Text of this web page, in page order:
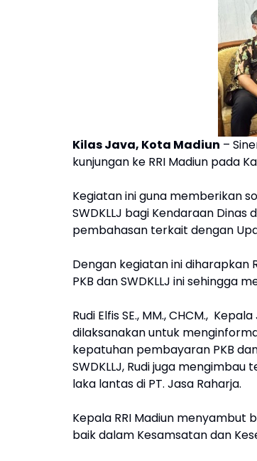
Kilas Java, Kota Madiun –
kunjungan ke RRI Madiun pada
Kegiatan ini guna memberikan
SWDKLLJ bagi Kendaraan Dinas
pembahasan terkait dengan
Dengan kegiatan ini diharapkan
PKB dan SWDKLLJ ini sehingga
Rudi Elfis SE., MM., CHCM.,
dilaksanakan untuk
kepatuhan pembayaran PKB
SWDKLLJ, Rudi juga
laka lantas di PT. Jasa Raharja.
Kepala RRI Madiun
baik dalam Kesamsatan dan